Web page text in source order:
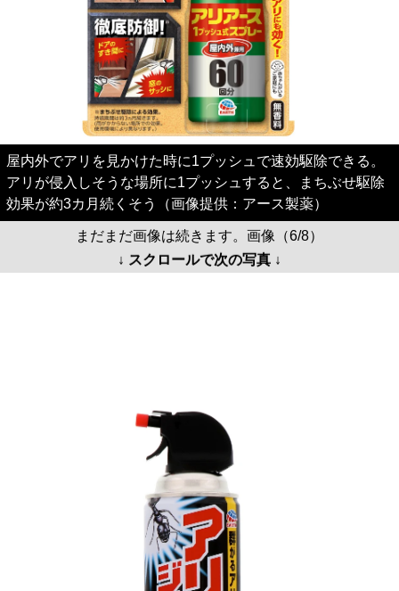
屋内外でアリを見かけた時に1プッシュで速効駆除できる。
アリが侵入しそうな場所に1プッシュすると、まちぶせ駆除
効果が約3カ月続くそう（画像提供：アース製薬）
まだまだ画像は続きます。画像（6/8）
↓ スクロールで次の写真 ↓